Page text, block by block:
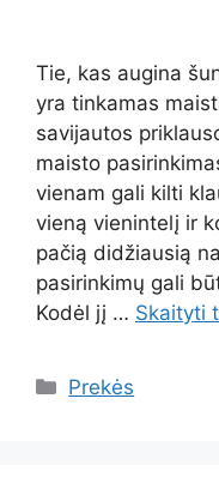
Tie, kas augina
yra tinkamas
savijautos
maisto
vienam gali kilti
vieną vienintelį ir
pačią didžiausią
pasirinkimų gali
Kodėl jį … Skaityti
Kategorijos
Prekės